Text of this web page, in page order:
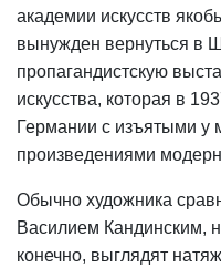
академии искусств
вынужден вернуться в
пропагандистскую
искусства, которая в
Германии с изъятыми у
произведениями
Обычно художника
Василием Кандинским,
конечно, выглядят